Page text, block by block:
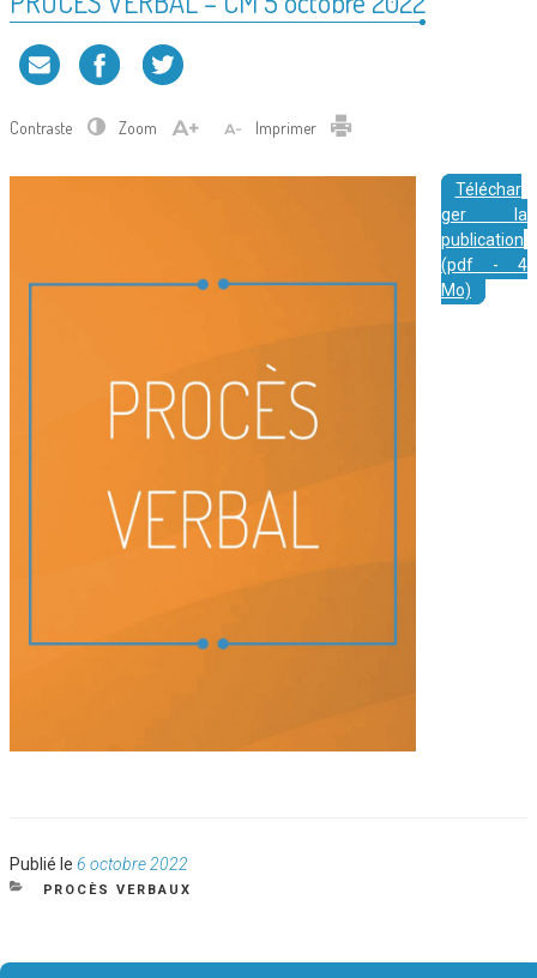
Contraste Zoom Imprimer
Téléchar
ger la
publication
(pdf - 4
Mo)
Publié le Publié
le
6 octobre 2022
CATÉGORIES
PROCÈS VERBAUX